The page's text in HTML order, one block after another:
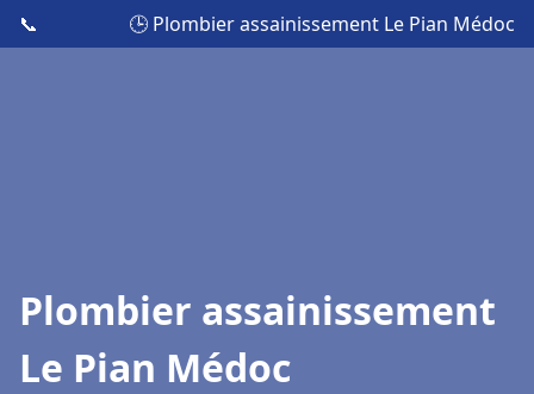
📞 🕒 Plombier assainissement Le Pian Médoc
Plombier assainissement
Le Pian Médoc